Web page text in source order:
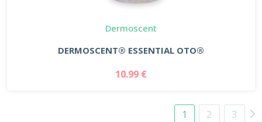
Dermoscent
DERMOSCENT® ESSENTIAL OTO®
10.99 €
1 2 3